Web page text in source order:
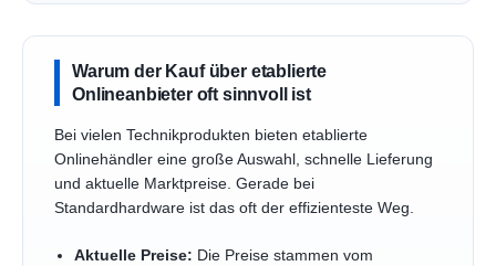
Warum der Kauf über etablierte
Onlineanbieter oft sinnvoll ist
Bei vielen Technikprodukten bieten etablierte
Onlinehändler eine große Auswahl, schnelle Lieferung
und aktuelle Marktpreise. Gerade bei
Standardhardware ist das oft der effizienteste Weg.
Aktuelle Preise: Die Preise stammen vom